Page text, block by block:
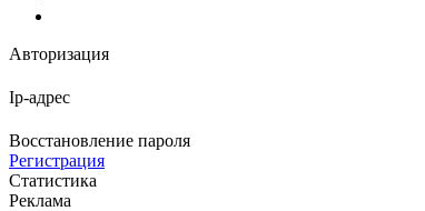
Авторизация
Ip-адрес
Восстановление пароля
Регистрация
Статистика
Реклама